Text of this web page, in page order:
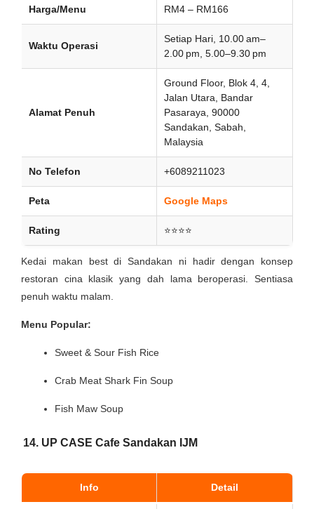
Harga/Menu RM4 – RM166
Waktu Operasi
Setiap Hari, 10.00 am–
2.00 pm, 5.00–9.30 pm
Alamat Penuh
Ground Floor, Blok 4, 4,
Jalan Utara, Bandar
Pasaraya, 90000
Sandakan, Sabah,
Malaysia
No Telefon +6089211023
Peta Google Maps
Rating ⭐⭐⭐⭐
Kedai makan best di Sandakan ni hadir dengan konsep
restoran cina klasik yang dah lama beroperasi. Sentiasa
penuh waktu malam.
Menu Popular:
Sweet & Sour Fish Rice
Crab Meat Shark Fin Soup
Fish Maw Soup
14. UP CASE Cafe Sandakan IJM
Info Detail